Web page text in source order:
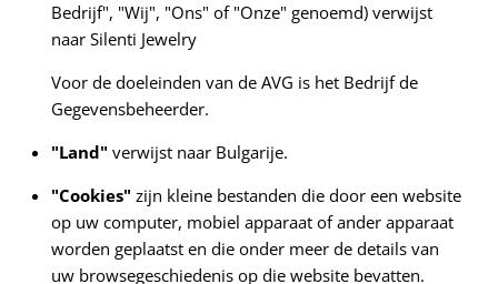
Bedrijf", "Wij", "Ons" of "Onze" genoemd) verwijst
naar Silenti Jewelry
Voor de doeleinden van de AVG is het Bedrijf de
Gegevensbeheerder.
"Land" verwijst naar Bulgarije.
"Cookies" zijn kleine bestanden die door een website
op uw computer, mobiel apparaat of ander apparaat
worden geplaatst en die onder meer de details van
uw browsegeschiedenis op die website bevatten.